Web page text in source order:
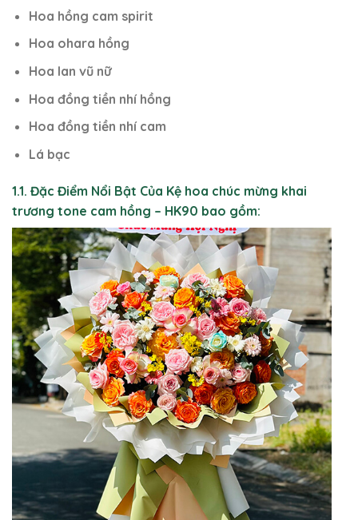
Hoa hồng cam spirit
Hoa ohara hồng
Hoa lan vũ nữ
Hoa đồng tiền nhí hồng
Hoa đồng tiền nhí cam
Lá bạc
1.1. Đặc Điểm Nổi Bật Của Kệ hoa chúc mừng khai
trương tone cam hồng – HK90 bao gồm: